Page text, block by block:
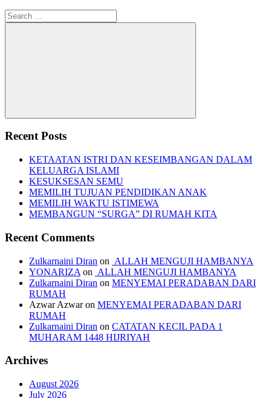
Search
for:
Search
Recent Posts
KETAATAN ISTRI DAN KESEIMBANGAN DALAM
KELUARGA ISLAMI
KESUKSESAN SEMU
MEMILIH TUJUAN PENDIDIKAN ANAK
MEMILIH WAKTU ISTIMEWA
MEMBANGUN “SURGA” DI RUMAH KITA
Recent Comments
Zulkarnaini Diran on ALLAH MENGUJI HAMBANYA
YONARIZA on ALLAH MENGUJI HAMBANYA
Zulkarnaini Diran on MENYEMAI PERADABAN DARI
RUMAH
Azwar Azwaron MENYEMAI PERADABAN DARI
RUMAH
Zulkarnaini Diran on CATATAN KECIL PADA 1
MUHARAM 1448 HIJRIYAH
Archives
August 2026
July 2026